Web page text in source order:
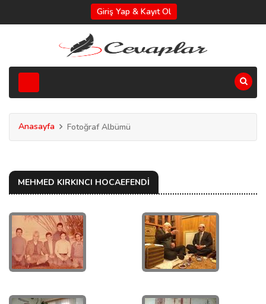
Giriş Yap & Kayıt Ol
Anasayfa Fotoğraf Albümü
MEHMED KIRKINCI HOCAEFENDİ